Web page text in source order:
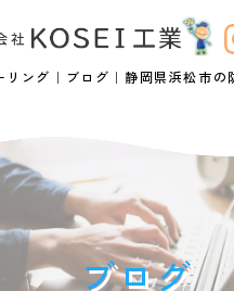
リング｜ブログ｜静岡県浜松市の
ブログ